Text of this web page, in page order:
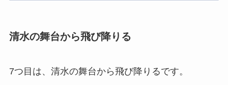
清水の舞台から飛び降りる
7つ目は、清水の舞台から飛び降りるです。